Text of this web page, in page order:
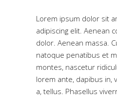
Lorem ipsum dolor sit
adipiscing elit. Aenean
dolor. Aenean massa.
natoque penatibus et
montes, nascetur
lorem ante, dapibus in,
a, tellus. Phasellus